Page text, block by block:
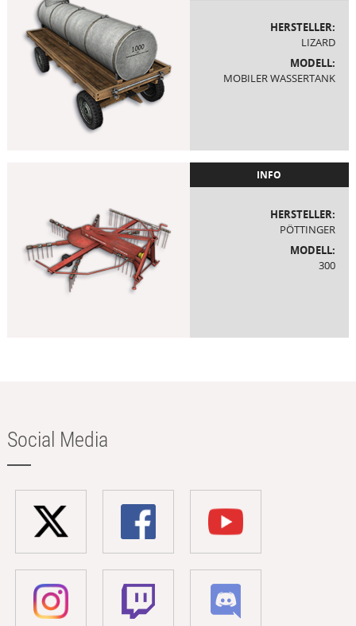
HERSTELLER:
LIZARD
MODELL:
MOBILER WASSERTANK
INFO
HERSTELLER:
PÖTTINGER
MODELL:
300
Social Media